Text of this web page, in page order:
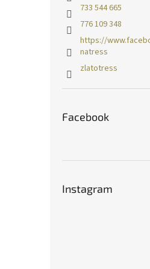
733 544 665
776 109 348
https://
natress
zlatotress
Facebook
Instagram